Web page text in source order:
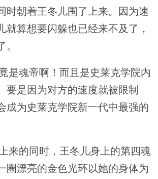
时朝着王冬儿围了上来。因为速
就算想要闪躲也已经来不及了，
是魂帝啊！而且是史莱克学院内
要是因为对方的速度就被限制
成为史莱克学院新一代中最强的
来的同时，王冬儿身上的第四魂
圈漂亮的金色光环以她的身体为